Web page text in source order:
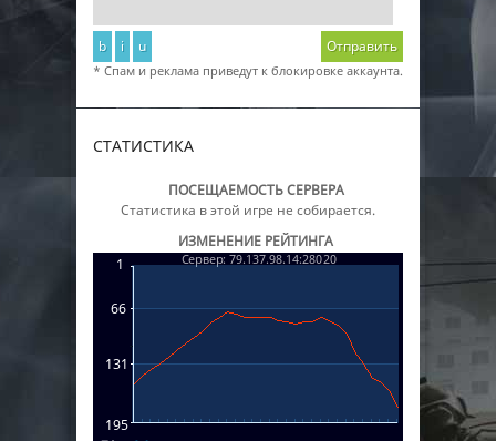
b i u Отправить
* Спам и реклама приведут к блокировке аккаунта.
СТАТИСТИКА
ПОСЕЩАЕМОСТЬ СЕРВЕРА
Статистика в этой игре не собирается.
ИЗМЕНЕНИЕ РЕЙТИНГА